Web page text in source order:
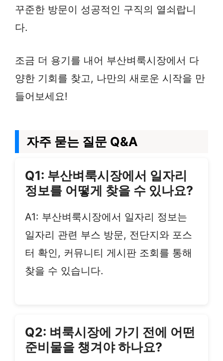
꾸준한 방문이 성공적인 구직의 열쇠랍니
다.
조금 더 용기를 내어 부산벼룩시장에서 다
양한 기회를 찾고, 나만의 새로운 시작을 만
들어보세요!
자주 묻는 질문 Q&A
Q1: 부산벼룩시장에서 일자리
정보를 어떻게 찾을 수 있나요?
A1: 부산벼룩시장에서 일자리 정보는
일자리 관련 부스 방문, 전단지와 포스
터 확인, 커뮤니티 게시판 조회를 통해
찾을 수 있습니다.
Q2: 벼룩시장에 가기 전에 어떤
준비물을 챙겨야 하나요?